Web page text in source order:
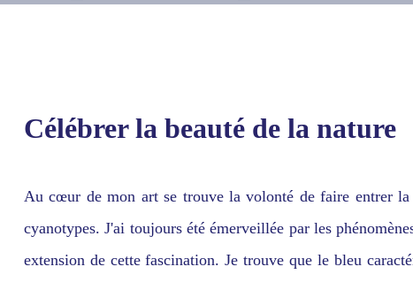
Célébrer la beauté de la nature
Au cœur de mon art se trouve la volonté de faire entrer
cyanotypes. J'ai toujours été émerveillée par les
extension de cette fascination. Je trouve que le bleu